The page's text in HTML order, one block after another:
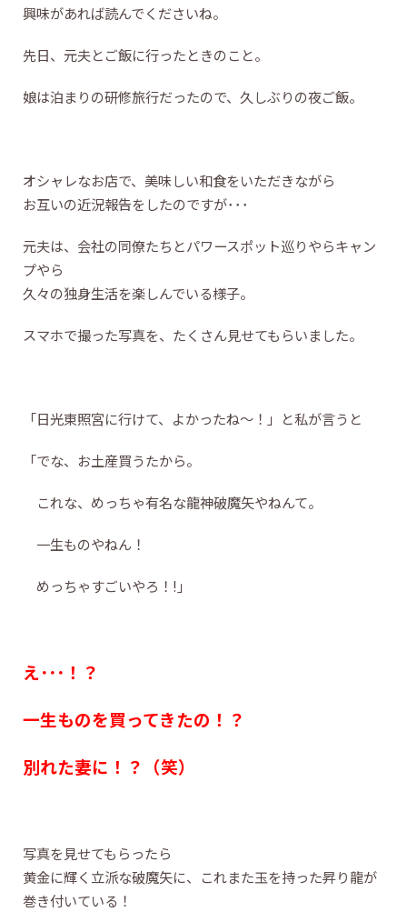
興味があれば読んでくださいね。
先日、元夫とご飯に行ったときのこと。
娘は泊まりの研修旅行だったので、久しぶりの夜ご飯。
オシャレなお店で、美味しい和食をいただきながら
お互いの近況報告をしたのですが･･･
元夫は、会社の同僚たちとパワースポット巡りやらキャン
プやら
久々の独身生活を楽しんでいる様子。
スマホで撮った写真を、たくさん見せてもらいました。
「日光東照宮に行けて、よかったね～！」と私が言うと
「でな、お土産買うたから。
これな、めっちゃ有名な龍神破魔矢やねんて。
一生ものやねん！
めっちゃすごいやろ！!」
え･･･！？
一生ものを買ってきたの！？
別れた妻に！？（笑）
写真を見せてもらったら
黄金に輝く立派な破魔矢に、これまた玉を持った昇り龍が
巻き付いている！